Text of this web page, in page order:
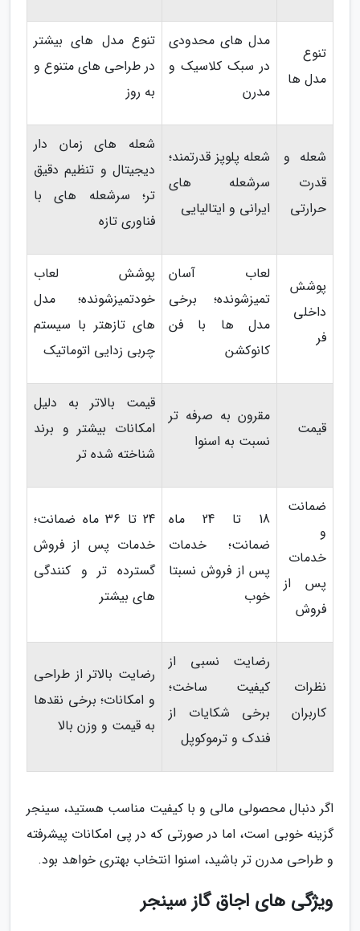
تنوع
مدل ها
مدل های محدودی
در سبک کلاسیک و
مدرن
تنوع مدل های بیشتر
در طراحی های متنوع و
به روز
شعله و
قدرت
حرارتی
شعله پلوپز قدرتمند؛
سرشعله های
ایرانی و ایتالیایی
شعله های زمان دار
دیجیتال و تنظیم دقیق
تر؛ سرشعله های با
فناوری تازه
پوشش
داخلی
فر
لعاب آسان
تمیزشونده؛ برخی
مدل ها با فن
کانوکشن
پوشش لعاب
خودتمیزشونده؛ مدل
های تازهتر با سیستم
چربی زدایی اتوماتیک
قیمت
مقرون به صرفه تر
نسبت به اسنوا
قیمت بالاتر به دلیل
امکانات بیشتر و برند
شناخته شده تر
ضمانت
و
خدمات
پس از
فروش
18 تا 24 ماه
ضمانت؛ خدمات
پس از فروش نسبتا
خوب
24 تا 36 ماه ضمانت؛
خدمات پس از فروش
گسترده تر و کنندگی
های بیشتر
نظرات
کاربران
رضایت نسبی از
کیفیت ساخت؛
برخی شکایات از
فندک و ترموکوپل
رضایت بالاتر از طراحی
و امکانات؛ برخی نقدها
به قیمت و وزن بالا
اگر دنبال محصولی مالی و با کیفیت مناسب هستید، سینجر
گزینه خوبی است، اما در صورتی که در پی امکانات پیشرفته
و طراحی مدرن تر باشید، اسنوا انتخاب بهتری خواهد بود.
ویژگی های اجاق گاز سینجر